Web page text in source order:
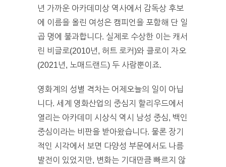
년 가까운 아카데미상 역사에서 감독상 후보
에 이름을 올린 여성은 캠피언을 포함해 단 일
곱 명에 불과합니다. 실제로 수상한 이는 캐서
린 비글로(2010년, 허트 로커)와 클로이 자오
(2021년, 노매드랜드) 두 사람뿐이죠.
영화계의 성별 격차는 어제오늘의 일이 아닙
니다. 세계 영화산업의 중심지 할리우드에서
열리는 아카데미 시상식 역시 남성 중심, 백인
중심이라는 비판을 받아왔습니다. 물론 장기
적인 시각에서 보면 다양성 부문에서도 나름
발전이 있었지만, 변화는 기대만큼 빠르지 않